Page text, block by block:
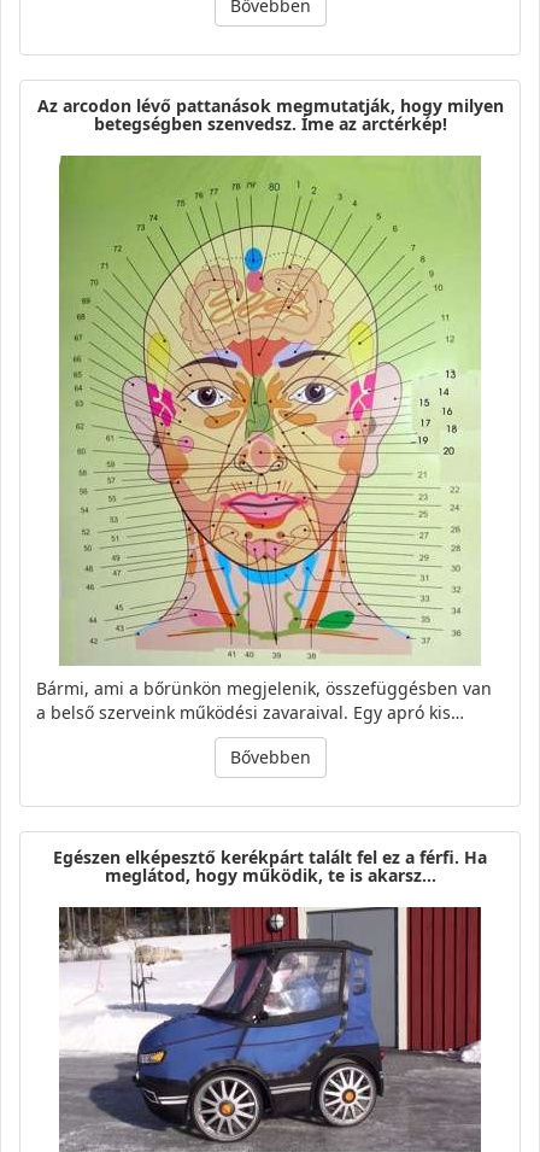
Bővebben
Az arcodon lévő pattanások megmutatják, hogy milyen
betegségben szenvedsz. Íme az arctérkép!
Bármi, ami a bőrünkön megjelenik, összefüggésben van
a belső szerveink működési zavaraival. Egy apró kis…
Bővebben
Egészen elképesztő kerékpárt talált fel ez a férfi. Ha
meglátod, hogy működik, te is akarsz…